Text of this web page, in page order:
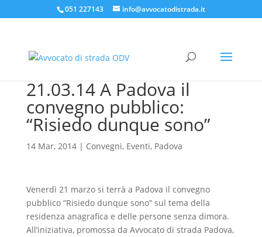
051 227143 info@avvocatodistrada.it
21.03.14 A Padova il
convegno pubblico:
“Risiedo dunque sono”
14 Mar, 2014| Convegni, Eventi, Padova
Venerdì 21 marzo si terrà a Padova il convegno
pubblico “Risiedo dunque sono” sul tema della
residenza anagrafica e delle persone senza dimora.
All’iniziativa, promossa da Avvocato di strada Padova,